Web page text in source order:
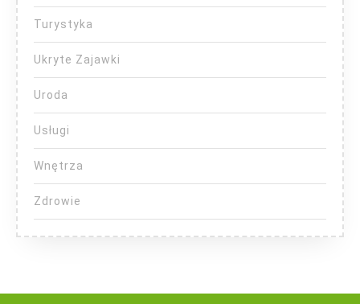
Turystyka
Ukryte Zajawki
Uroda
Usługi
Wnętrza
Zdrowie